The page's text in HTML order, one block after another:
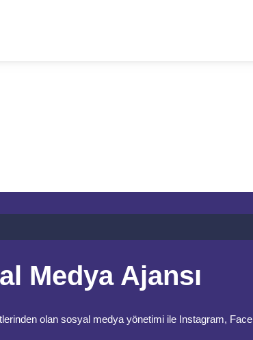
Medya Ajansı
olan sosyal medya yönetimi ile Instagram,